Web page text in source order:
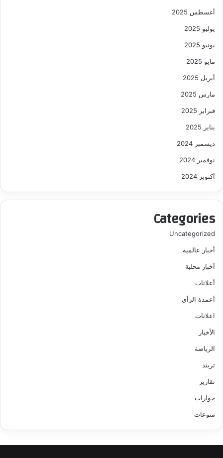
أغسطس 2025
يوليو 2025
يونيو 2025
مايو 2025
أبريل 2025
مارس 2025
فبراير 2025
يناير 2025
ديسمبر 2024
نوفمبر 2024
أكتوبر 2024
Categories
Uncategorized
أخبار عالمية
أخبار محلية
أعلانات
أعمدة الرأي
اعلانات
الأخبار
الرياضة
تريند
تقارير
حوارات
منوعات